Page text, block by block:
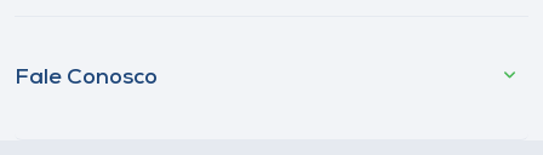
Fale Conosco